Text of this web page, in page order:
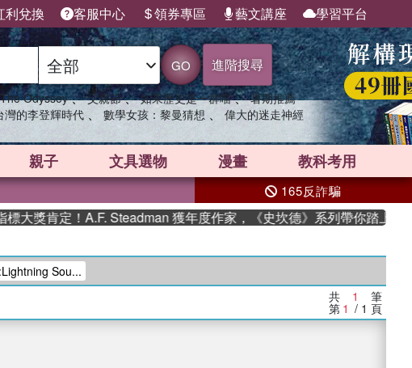
利兌換 客服中心 領券專區 藝文講座 學習平台
GO 進階搜尋
The Odyssey 、 父親節 、 如果歷史是一群喵 、 暑期推薦
灣的李登輝時代 、 數學女孩：黎曼猜想 、 偉大的迷走神經
親子 文具選物 漫畫 教科考用
165反詐騙
大獎肯定！A.F. Steadman 獲年度作家，《史坎德》系列帶你踏上熱血
Sou...
共 1 筆
第 1 / 1 頁